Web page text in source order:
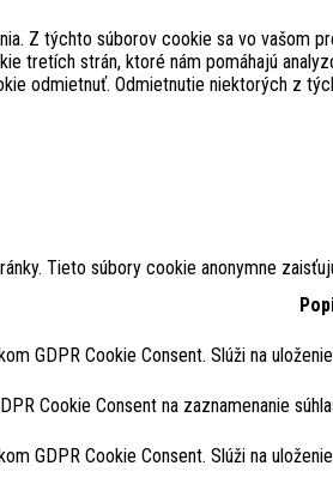
Z týchto súborov cookie sa vo vašom
tretích strán, ktoré nám pomáhajú
odmietnuť. Odmietnutie niektorých z
Tieto súbory cookie anonymne
GDPR Cookie Consent. Slúži na
Cookie Consent na zaznamenanie
GDPR Cookie Consent. Slúži na